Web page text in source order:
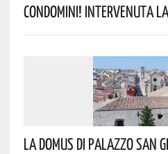
Condomini! Intervenuta
La Domus Di Palazzo San